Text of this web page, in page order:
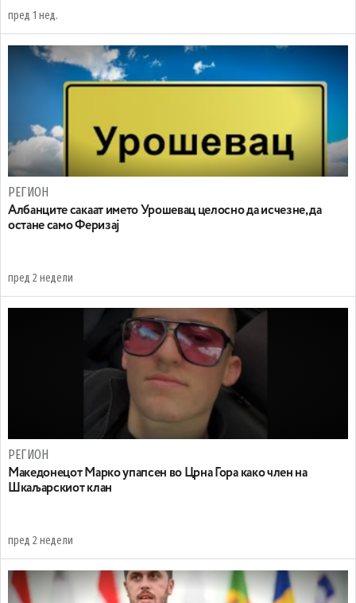
пред 1 нед.
РЕГИОН
Aлбанците сакаат името Урошевац целосно да исчезне, да
остане само Феризај
пред 2 недели
РЕГИОН
Maкедонецот Марко упапсен во Црна Гора како член на
Шкаљарскиот клан
пред 2 недели